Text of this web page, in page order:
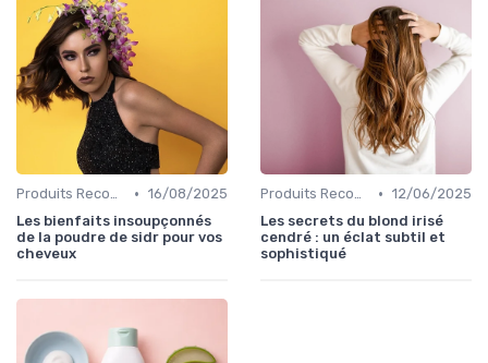
Produits Recommandés • 16/08/2025
Les bienfaits insoupçonnés
de la poudre de sidr pour vos
cheveux
Produits Recommandés • 12/06/2025
Les secrets du blond irisé
cendré : un éclat subtil et
sophistiqué